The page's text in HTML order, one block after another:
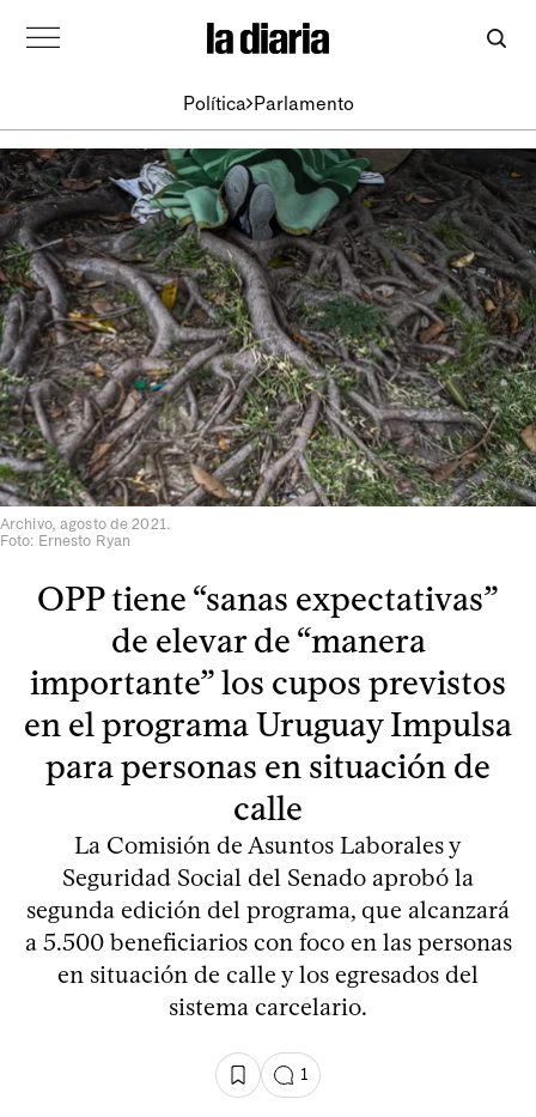
Política Parlamento
Archivo, agosto de 2021.
Foto: Ernesto Ryan
OPP tiene “sanas expectativas”
de elevar de “manera
importante” los cupos previstos
en el programa Uruguay Impulsa
para personas en situación de
calle
La Comisión de Asuntos Laborales y
Seguridad Social del Senado aprobó la
segunda edición del programa, que alcanzará
a 5.500 beneficiarios con foco en las personas
en situación de calle y los egresados del
sistema carcelario.
1